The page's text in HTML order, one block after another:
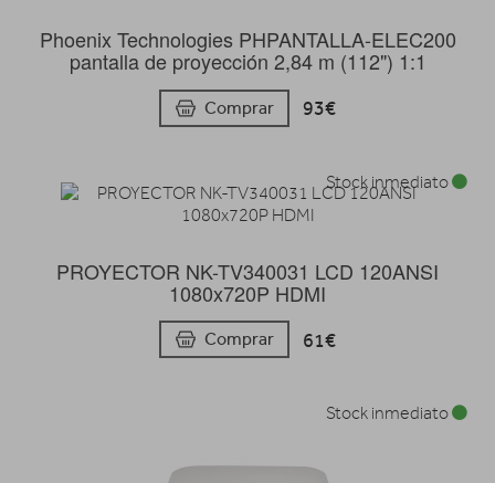
Phoenix Technologies PHPANTALLA-ELEC200
pantalla de proyección 2,84 m (112") 1:1
Comprar 93€
PROYECTOR NK-TV340031 LCD 120ANSI
1080x720P HDMI
Comprar 61€
Stock inmediato
Stock inmediato